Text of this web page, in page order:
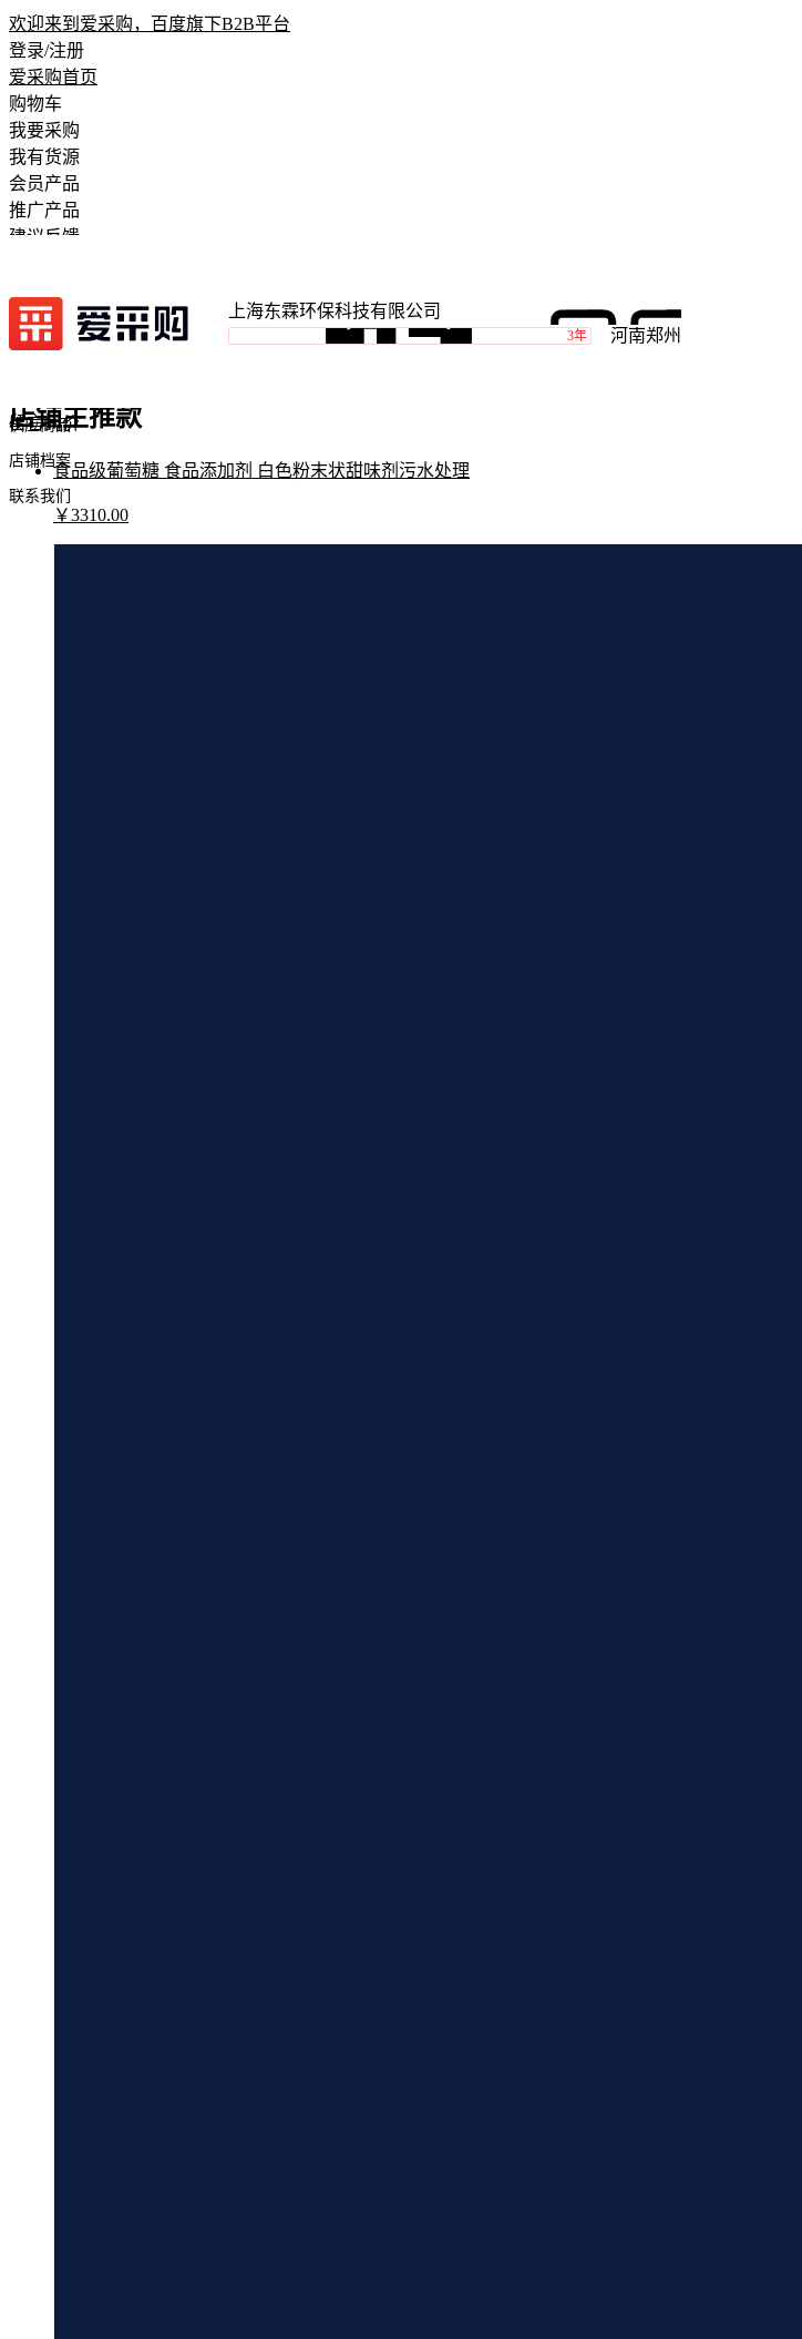
欢迎来到爱采购，百度旗下B2B平台
登录/注册
爱采购首页
购物车
我要采购
我有货源
会员产品
推广产品
建议反馈
上海东霖环保科技有限公司
3年 河南郑州
供应商品
店铺档案
联系我们
留言问价
店铺主推款
食品级葡萄糖 食品添加剂 白色粉末状甜味剂污水处理
￥3310.00